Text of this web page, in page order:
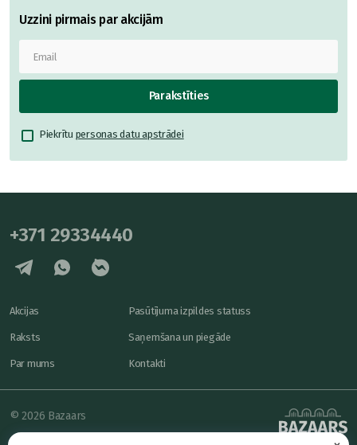
Uzzini pirmais par akcijām
Parakstīties
Piekrītu personas datu apstrādei
+371 29334440
Akcijas
Raksts
Par mums
Pasūtījuma izpildes statuss
Saņemšana un piegāde
Kontakti
© 2026 Bazaars